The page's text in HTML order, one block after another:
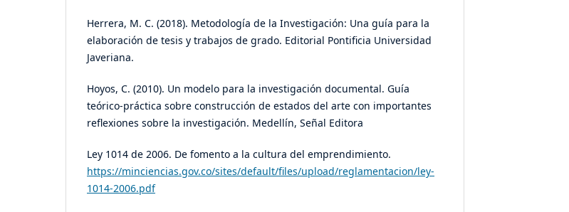
Herrera, M. C. (2018). Metodología de la Investigación: Una guía para la
elaboración de tesis y trabajos de grado. Editorial Pontificia Universidad
Javeriana.
Hoyos, C. (2010). Un modelo para la investigación documental. Guía
teórico-práctica sobre construcción de estados del arte con importantes
reflexiones sobre la investigación. Medellín, Señal Editora
Ley 1014 de 2006. De fomento a la cultura del emprendimiento.
https://minciencias.gov.co/sites/default/files/upload/reglamentacion/ley-
1014-2006.pdf